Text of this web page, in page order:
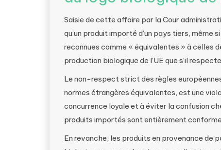
Saisie de cette affaire par la Cour
qu’un produit importé d’un pays tiers, même
reconnues comme « équivalentes » à celles
production biologique de l’UE que s’il
Le non-respect strict des règles
normes étrangères équivalentes, est une
concurrence loyale et à éviter la confusion
produits importés sont entièrement
En revanche, les produits en provenance de